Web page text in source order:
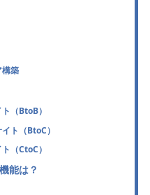
構築
（BtoB）
ト（BtoC）
（CtoC）
能は？